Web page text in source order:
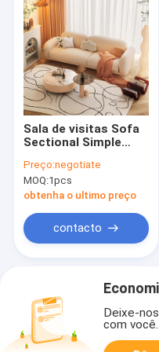
Sala de visitas Sofa
Sectional Simple
Seater da flanela 3
do apartamento
Preço:negotiate
MOQ:1pcs
obtenha o ultimo preço
contacto
Deixe-
com você.